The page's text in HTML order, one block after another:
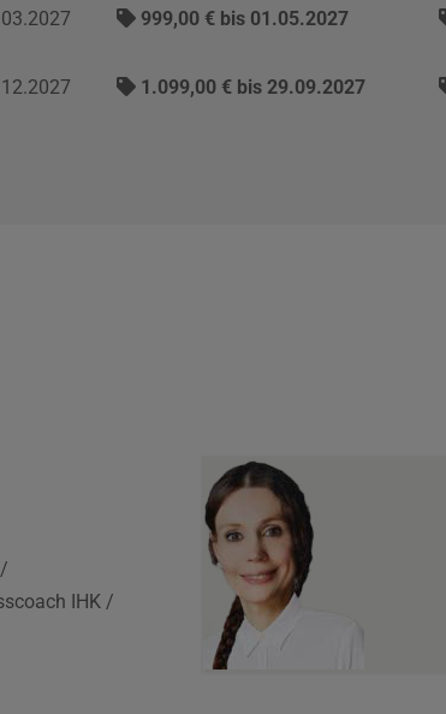
999,00 € bis 01.05.2027
1.099,00 € bis 29.09.2027
IHK /